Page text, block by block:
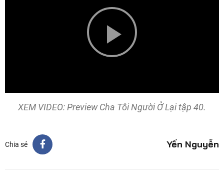
Play
Video
XEM VIDEO: Preview Cha Tôi Người Ở Lại tập 40.
Chia sẻ Yến Nguyễn